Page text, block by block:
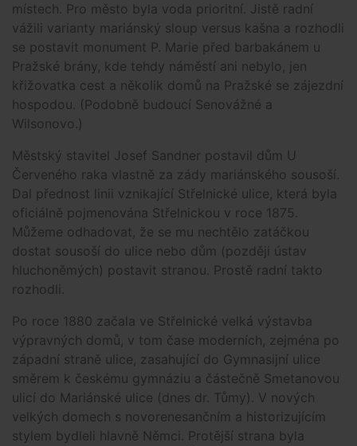
místech. Pro město byla voda prioritní. Jistě radní
vážili varianty mariánský sloup versus kašna a rozhodli
se postavit monument P. Marie před barbakánem u
Pražské brány, kde tehdy náměstí ani nebylo, jen
křižovatka cest a několik domů na Pražské se zájezdní
hospodou. (Podobně budoucí Senovážné a
Wilsonovo.)
Městský stavitel Josef Sandner postavil dům U
Červeného raka vlastně za zády mariánského sousoší.
Dal přednost linii vznikající Střelnické ulice, která byla
oficiálně pojmenována Střelnickou v roce 1875.
Můžeme odhadovat, že se mu nechtělo zatáčkou
dostat sousoší do ulice nebo dům (později ústav
hluchoněmých) postavit stranou. Prostě radní takto
rozhodli.
Po roce 1880 začala ve Střelnické velká výstavba
výpravných domů, v tom čase moderních, zejména po
západní straně ulice, zasahující do Gymnasijní ulice
směrem k českému gymnáziu a částečně Smetanovou
ulicí do Mariánské ulice (dnes dr. Tůmy). V nových
velkých domech s novorenesančním a historizujícím
stylem bydleli hlavně Němci. Protější strana byla